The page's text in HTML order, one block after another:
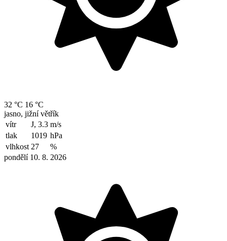
32 °C 16 °C
jasno, jižní větřík
vítr
J, 3.3 m/s
tlak
1019 hPa
vlhkost 27
%
pondělí 10. 8. 2026